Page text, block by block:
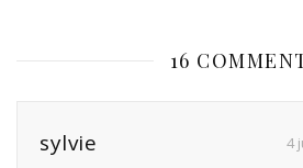
16
sylvie 4